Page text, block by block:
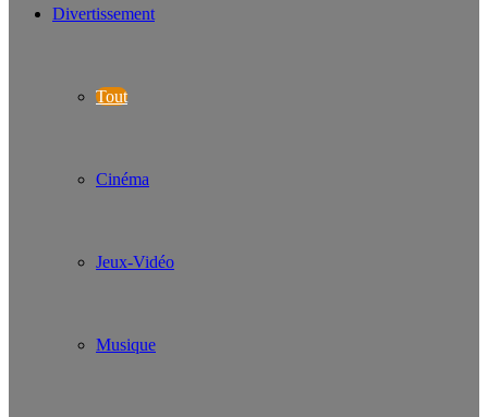
Divertissement
Tout
Cinéma
Jeux-Vidéo
Musique